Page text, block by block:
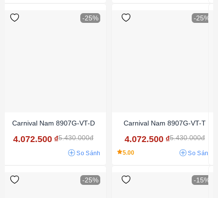
-25%
Carnival Nam 8907G-VT-D
4.072.500 ₫5.430.000đ
So Sánh
-25%
Carnival Nam 8907G-VT-T
4.072.500 ₫5.430.000đ
5.00 So Sánh
-25% -15%